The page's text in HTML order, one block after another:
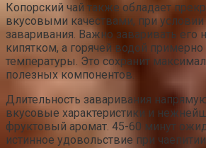
Копорский чай также обладает
вкусовыми качествами, при условии
заваривания. Важно заваривать его
кипятком, а горячей водой примерно
температуры. Это сохранит
полезных компонентов.
Длительность заваривания
вкусовые характеристики и
фруктовый аромат. 45-60 минут
истинное удовольствие при